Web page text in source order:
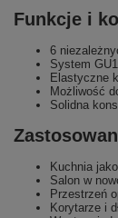
Funkcje i
6
System
Elastyczne
Możliwość
Solidna
Kuchnia
Salon w
Przestrzeń
Korytarze i